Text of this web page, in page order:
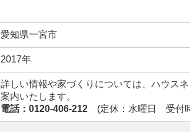
愛知県一宮市
2017年
詳しい情報や家づくりについては、ハウス
案内いたします。
電話：0120-406-212 (定休：水曜日 受付